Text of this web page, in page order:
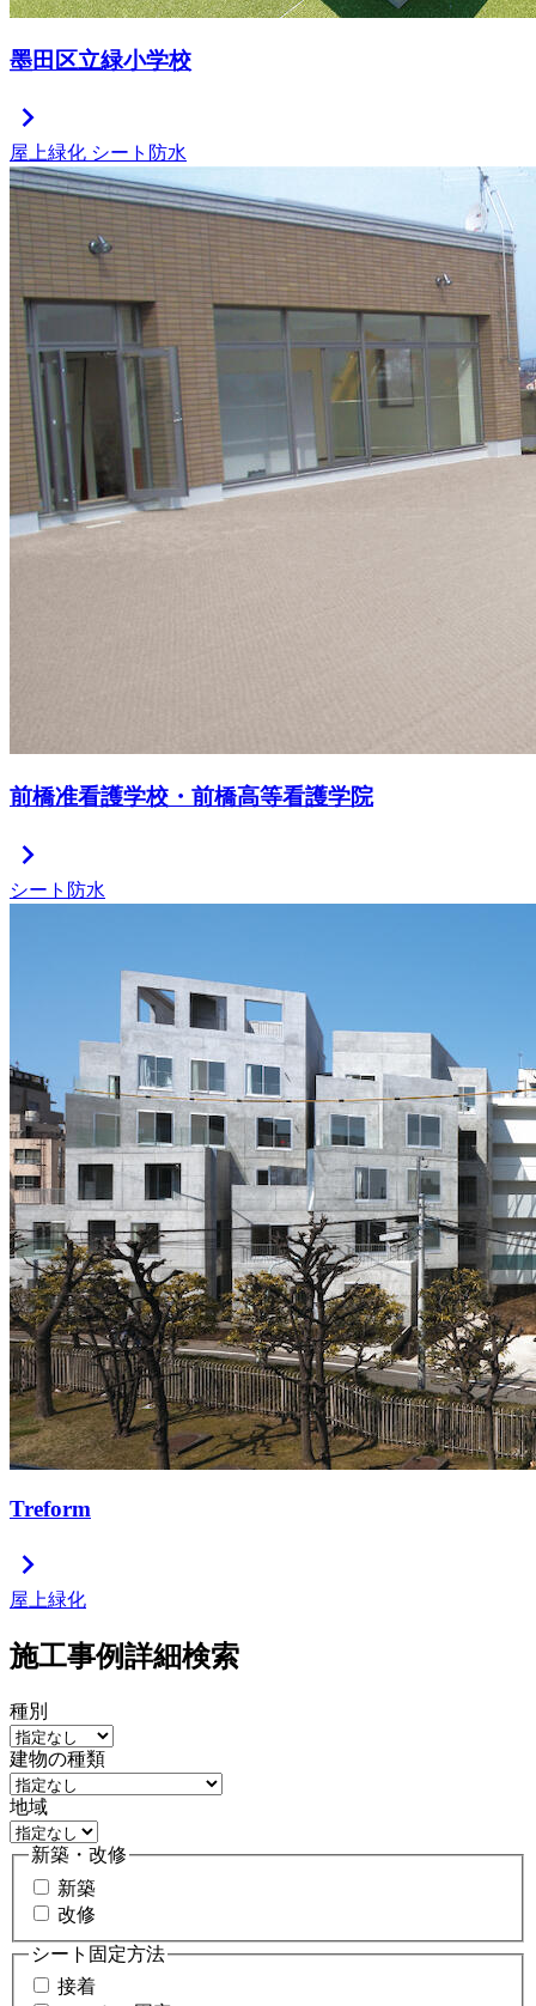
墨田区立緑小学校
chevron_right
屋上緑化 シート防水
前橋准看護学校・前橋高等看護学院
chevron_right
シート防水
Treform
chevron_right
屋上緑化
施工事例詳細検索
種別
建物の種類
地域
新築・改修
新築
改修
シート固定方法
接着